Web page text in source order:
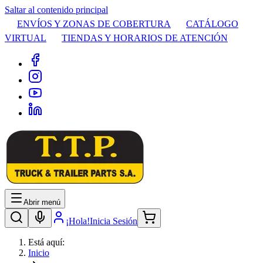
Saltar al contenido principal
ENVÍOS Y ZONAS DE COBERTURA
CATÁLOGO
VIRTUAL
TIENDAS Y HORARIOS DE ATENCIÓN
Abrir menú
¡Hola!Inicia Sesión
Está aquí:
Inicio